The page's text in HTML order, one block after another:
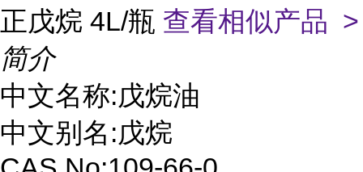
正戊烷 4L/瓶 查看相似产品 >
简介
中文名称:戊烷油
中文别名:戊烷